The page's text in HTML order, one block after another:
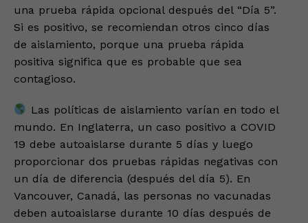
una prueba rápida opcional después del “Día 5”.
Si es positivo, se recomiendan otros cinco días
de aislamiento, porque una prueba rápida
positiva significa que es probable que sea
contagioso.
Las políticas de aislamiento varían en todo el
mundo. En Inglaterra, un caso positivo a COVID
19 debe autoaislarse durante 5 días y luego
proporcionar dos pruebas rápidas negativas con
un día de diferencia (después del día 5). En
Vancouver, Canadá, las personas no vacunadas
deben autoaislarse durante 10 días después de